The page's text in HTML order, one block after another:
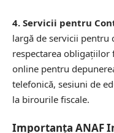
4. Servicii pentru
largă de servicii
respectarea obligațiilor
online pentru
telefonică, sesiuni de
la birourile fiscale.
Importanța ANAF